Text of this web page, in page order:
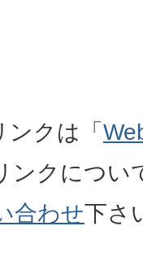
クは「
ンクについ
合わせ下さ